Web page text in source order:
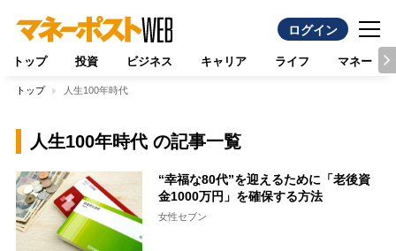
ログイン
トップ 投資 ビジネス キャリア ライフ マネー
トップ 人生100年時代
人生100年時代 の記事一覧
“幸福な80代”を迎えるために「老後資
金1000万円」を確保する方法
女性セブン